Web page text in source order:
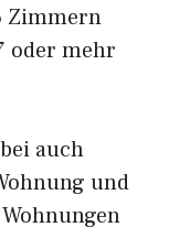
Zimmern
oder mehr
auch
und